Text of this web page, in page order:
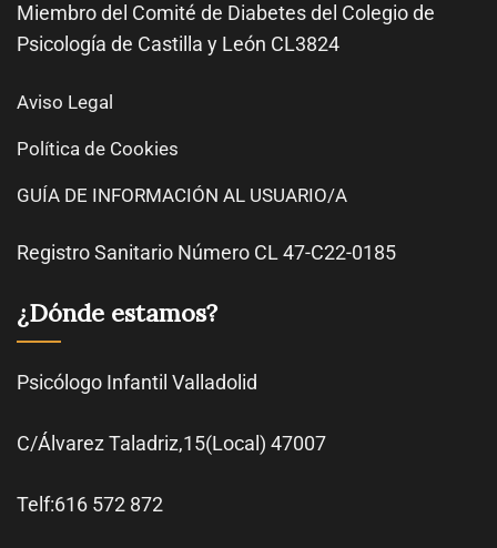
Miembro del Comité de Diabetesdel Colegio de
Psicología de Castilla y León CL3824
Aviso Legal
Política de Cookies
GUÍA DE INFORMACIÓN AL USUARIO/A
Registro Sanitario Número CL 47-C22-0185
¿Dónde estamos?
Psicólogo Infantil Valladolid
C/Álvarez Taladriz,15(Local) 47007
Telf:616 572 872